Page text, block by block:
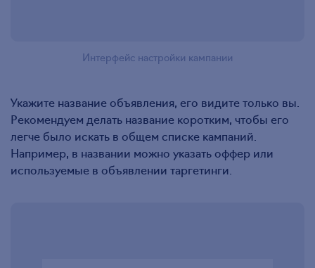
Интерфейс настройки кампании
Укажите название объявления, его видите только вы.
Рекомендуем делать название коротким, чтобы его
легче было искать в общем списке кампаний.
Например, в названии можно указать оффер или
используемые в объявлении таргетинги.